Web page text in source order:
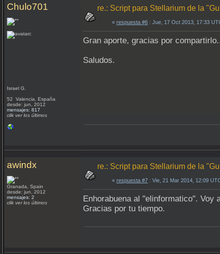
Chulo701
Israel G.
52 Valencia, España
desde: jun, 2012
mensajes: 817
clik ver los últimos
re.: Script para Stellarium de la
« respuesta #6 : Jue, 17 Oct 2013, 17:33
Gran aporte, gracias por
Saludos.
awindx
Granada, Spain
desde: jun, 2012
mensajes: 2
clik ver los últimos
re.: Script para Stellarium de la
« respuesta #7 : Vie, 21 Mar 2014, 12:09
Enhorabuena al "elinformatico".
Gracias por tu tiempo.